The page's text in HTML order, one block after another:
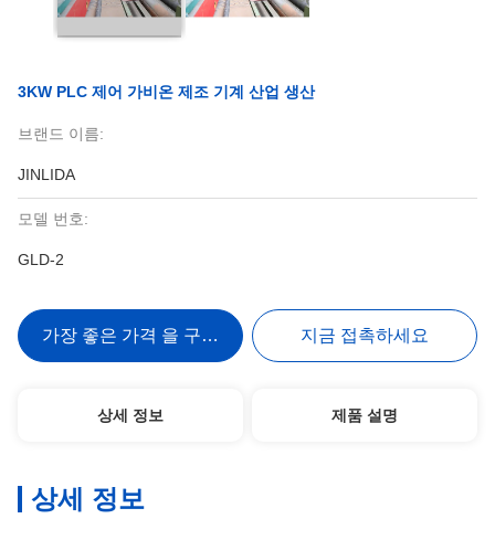
3KW PLC 제어 가비온 제조 기계 산업 생산
브랜드 이름:
JINLIDA
모델 번호:
GLD-2
가장 좋은 가격 을 구하라 지금 접촉하세요
상세 정보 제품 설명
상세 정보